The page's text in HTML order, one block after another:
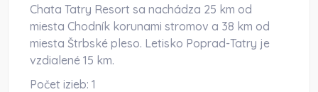
Chata Tatry Resort sa nachádza 25 km od
miesta Chodník korunami stromov a 38 km od
miesta Štrbské pleso. Letisko Poprad-Tatry je
vzdialené 15 km.
Počet izieb:1